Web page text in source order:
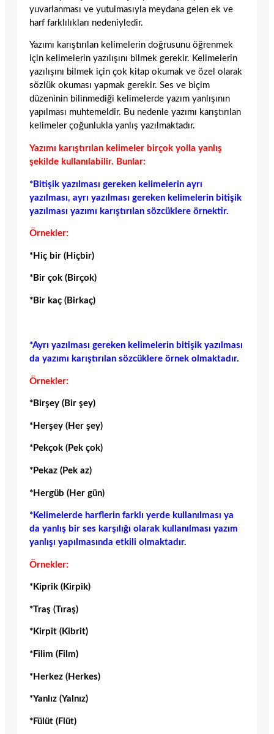
yuvarlanması ve yutulmasıyla meydana gelen ek ve
harf farklılıkları nedeniyledir.
Yazımı karıştırılan kelimelerin doğrusunu öğrenmek
için kelimelerin yazılışını bilmek gerekir. Kelimelerin
yazılışını bilmek için çok kitap okumak ve özel olarak
sözlük okuması yapmak gerekir. Ses ve biçim
düzeninin bilinmediği kelimelerde yazım yanlışının
yapılması muhtemeldir. Bu nedenle yazımı karıştırılan
kelimeler çoğunlukla yanlış yazılmaktadır.
Yazımı karıştırılan kelimeler birçok yolla yanlış
şekilde kullanılabilir. Bunlar:
*Bitişik yazılması gereken kelimelerin ayrı
yazılması, ayrı yazılması gereken kelimelerin bitişik
yazılması yazımı karıştırılan sözcüklere örnektir.
Örnekler:
*Hiç bir (Hiçbir)
*Bir çok (Birçok)
*Bir kaç (Birkaç)
*Ayrı yazılması gereken kelimelerin bitişik yazılması
da yazımı karıştırılan sözcüklere örnek olmaktadır.
Örnekler:
*Birşey (Bir şey)
*Herşey (Her şey)
*Pekçok (Pek çok)
*Pekaz (Pek az)
*Hergüb (Her gün)
*Kelimelerde harflerin farklı yerde kullanılması ya
da yanlış bir ses karşılığı olarak kullanılması yazım
yanlışı yapılmasında etkili olmaktadır.
Örnekler:
*Kiprik (Kirpik)
*Traş (Tıraş)
*Kirpit (Kibrit)
*Filim (Film)
*Herkez (Herkes)
*Yanlız (Yalnız)
*Fülüt (Flüt)